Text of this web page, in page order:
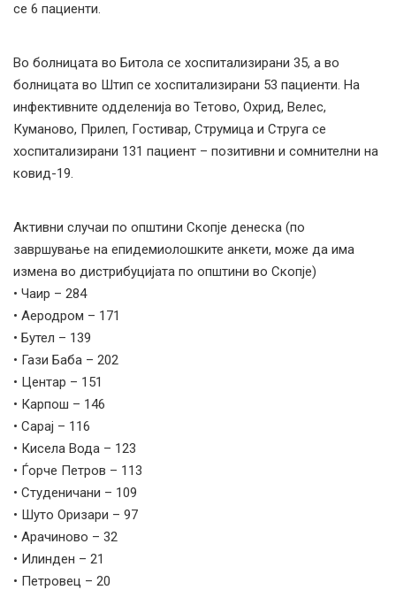
се 6 пациенти.
Во болницата во Битола се хоспитализирани 35, а во
болницата во Штип се хоспитализирани 53 пациенти. На
инфективните одделенија во Тетово, Охрид, Велес,
Куманово, Прилеп, Гостивар, Струмица и Струга се
хоспитализирани 131 пациент – позитивни и сомнителни на
ковид-19.
Активни случаи по општини Скопје денеска (по
завршување на епидемиолошките анкети, може да има
измена во дистрибуцијата по општини во Скопје)
• Чаир – 284
• Аеродром – 171
• Бутел – 139
• Гази Баба – 202
• Центар – 151
• Карпош – 146
• Сарај – 116
• Кисела Вода – 123
• Ѓорче Петров – 113
• Студеничани – 109
• Шуто Оризари – 97
• Арачиново – 32
• Илинден – 21
• Петровец – 20